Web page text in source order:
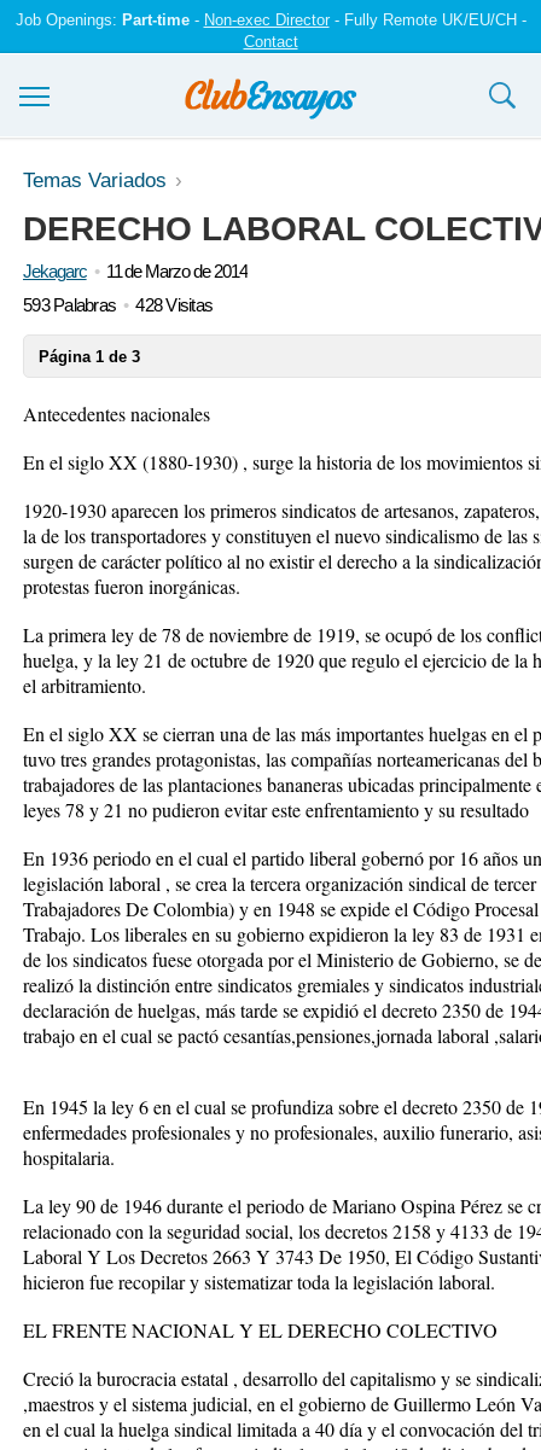
Job Openings: Part-time- Non-exec Director- Fully Remote UK/EU/CH -
Contact
Ensayos y trabajos
Registrarse
Iniciar sesión
Temas Variados
DERECHO LABORAL
Jekagarc
11 de Marzo de 2014
593 Palabras
428 Visitas
Página 1 de 3
Antecedentes nacionales
En el siglo XX (1880-1930) , surge la historia de los movimientos
1920-1930 aparecen los primeros sindicatos de artesanos,
la de los transportadores y constituyen el nuevo sindicalismo de las
surgen de carácter político al no existir el derecho a la
protestas fueron inorgánicas.
La primera ley de 78 de noviembre de 1919, se ocupó de los
huelga, y la ley 21 de octubre de 1920 que regulo el ejercicio de
el arbitramiento.
En el siglo XX se cierran una de las más importantes huelgas en el
tuvo tres grandes protagonistas, las compañías norteamericanas
trabajadores de las plantaciones bananeras ubicadas
leyes 78 y 21 no pudieron evitar este enfrentamiento y su resultado
En 1936 periodo en el cual el partido liberal gobernó por 16 años
legislación laboral , se crea la tercera organización sindical de
Trabajadores De Colombia) y en 1948 se expide el Código
Trabajo. Los liberales en su gobierno expidieron la ley 83 de 1931
de los sindicatos fuese otorgada por el Ministerio de Gobierno, se
realizó la distinción entre sindicatos gremiales y sindicatos
declaración de huelgas, más tarde se expidió el decreto 2350 de
trabajo en el cual se pactó cesantías,pensiones,jornada laboral
En 1945 la ley 6 en el cual se profundiza sobre el decreto 2350 de
enfermedades profesionales y no profesionales, auxilio funerario,
hospitalaria.
La ley 90 de 1946 durante el periodo de Mariano Ospina Pérez se
relacionado con la seguridad social, los decretos 2158 y 4133 de
Laboral Y Los Decretos 2663 Y 3743 De 1950, El Código
hicieron fue recopilar y sistematizar toda la legislación laboral.
EL FRENTE NACIONAL Y EL DERECHO COLECTIVO
Creció la burocracia estatal , desarrollo del capitalismo y se
,maestros y el sistema judicial, en el gobierno de Guillermo León
en el cual la huelga sindical limitada a 40 día y el convocación del